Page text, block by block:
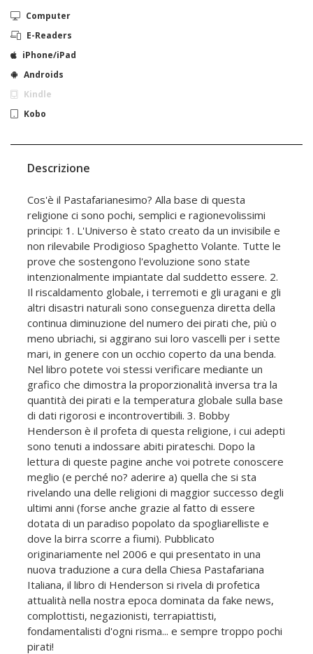
Computer
E-Readers
iPhone/iPad
Androids
Kindle
Kobo
Descrizione
Cos'è il Pastafarianesimo? Alla base di questa
religione ci sono pochi, semplici e ragionevolissimi
principi: 1. L'Universo è stato creato da un invisibile e
non rilevabile Prodigioso Spaghetto Volante. Tutte le
prove che sostengono l'evoluzione sono state
intenzionalmente impiantate dal suddetto essere. 2.
Il riscaldamento globale, i terremoti e gli uragani e gli
altri disastri naturali sono conseguenza diretta della
continua diminuzione del numero dei pirati che, più o
meno ubriachi, si aggirano sui loro vascelli per i sette
mari, in genere con un occhio coperto da una benda.
Nel libro potete voi stessi verificare mediante un
grafico che dimostra la proporzionalità inversa tra la
quantità dei pirati e la temperatura globale sulla base
di dati rigorosi e incontrovertibili. 3. Bobby
Henderson è il profeta di questa religione, i cui adepti
sono tenuti a indossare abiti pirateschi. Dopo la
lettura di queste pagine anche voi potrete conoscere
meglio (e perché no? aderire a) quella che si sta
rivelando una delle religioni di maggior successo degli
ultimi anni (forse anche grazie al fatto di essere
dotata di un paradiso popolato da spogliarelliste e
dove la birra scorre a fiumi). Pubblicato
originariamente nel 2006 e qui presentato in una
nuova traduzione a cura della Chiesa Pastafariana
Italiana, il libro di Henderson si rivela di profetica
attualità nella nostra epoca dominata da fake news,
complottisti, negazionisti, terrapiattisti,
fondamentalisti d'ogni risma... e sempre troppo pochi
pirati!